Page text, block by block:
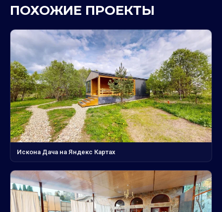
ПОХОЖИЕ ПРОЕКТЫ
Искона Дача на Яндекс Картах